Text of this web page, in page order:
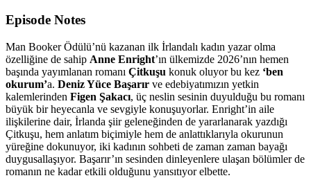
Episode Notes
Man Booker Ödülü’nü kazanan ilk İrlandalı kadın yazar olma
özelliğine de sahip Anne Enright’ın ülkemizde 2026’nın hemen
başında yayımlanan romanı Çitkuşu konuk oluyor bu kez ‘ben
okurum’a. Deniz Yüce Başarır ve edebiyatımızın yetkin
kalemlerinden Figen Şakacı, üç neslin sesinin duyulduğu bu romanı
büyük bir heyecanla ve sevgiyle konuşuyorlar. Enright’in aile
ilişkilerine dair, İrlanda şiir geleneğinden de yararlanarak yazdığı
Çitkuşu, hem anlatım biçimiyle hem de anlattıklarıyla okurunun
yüreğine dokunuyor, iki kadının sohbeti de zaman zaman bayağı
duygusallaşıyor. Başarır’ın sesinden dinleyenlere ulaşan bölümler de
romanın ne kadar etkili olduğunu yansıtıyor elbette.